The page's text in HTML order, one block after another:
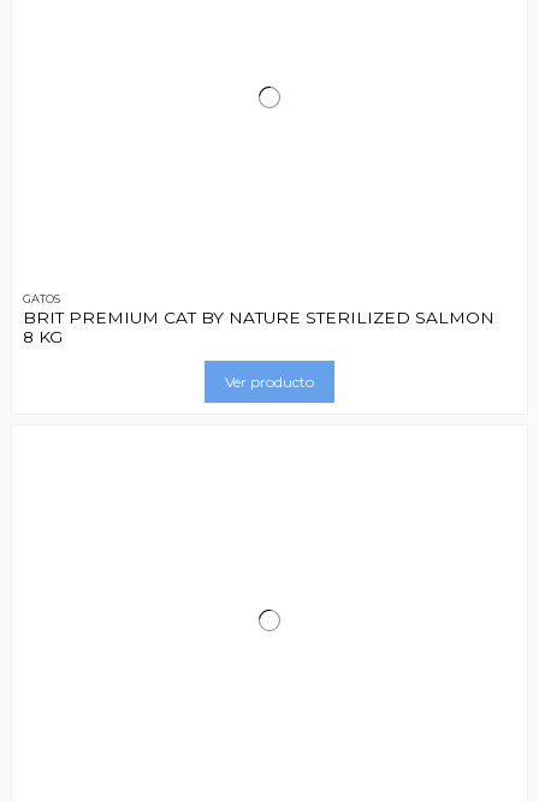
GATOS
BRIT PREMIUM CAT BY NATURE STERILIZED SALMON
8 KG
Ver producto